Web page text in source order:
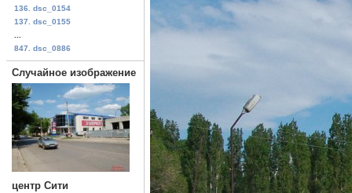
136. dsc_0154
137. dsc_0155
847. dsc_0886
Случайное изображение
центр Сити